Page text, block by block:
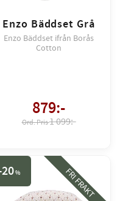
Enzo Bäddset Grå
Enzo Bäddset ifrån Borås
Cotton
879:-
1 099:-
20% FRI FRAKT